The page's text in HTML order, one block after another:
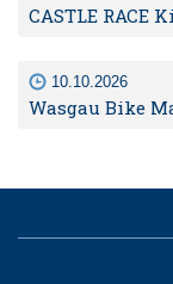
CASTLE RACE
10.10.2026
Wasgau Bike